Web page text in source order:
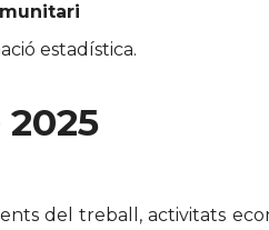
estadística.
del treball, activitats